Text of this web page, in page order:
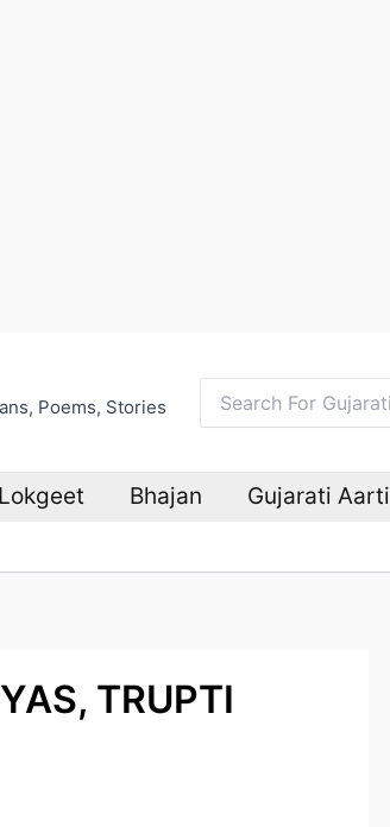
Poems, Stories
Search
Lokgeet Bhajan Gujarati Aarti
TRUPTI